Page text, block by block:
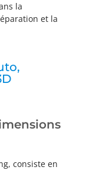
la
et la
consiste en